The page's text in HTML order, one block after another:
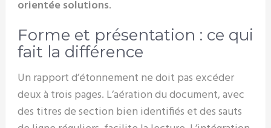
orientée solutions.
Forme et présentation : ce qui
fait la différence
Un rapport d’étonnement ne doit pas excéder
deux à trois pages. L’aération du document, avec
des titres de section bien identifiés et des sauts